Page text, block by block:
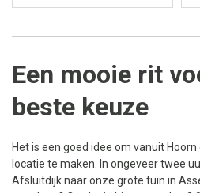
Een mooie rit
beste keuze
Het is een goed idee om vanuit
locatie te maken. In ongeveer twee
Afsluitdijk naar onze grote tuin in